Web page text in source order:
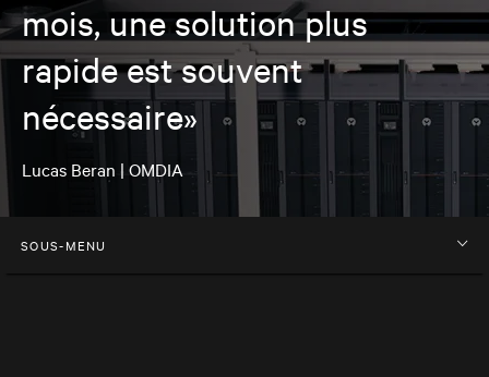
mois, une solution plus
rapide est souvent
nécessaire»
Lucas Beran | OMDIA
SOUS-MENU